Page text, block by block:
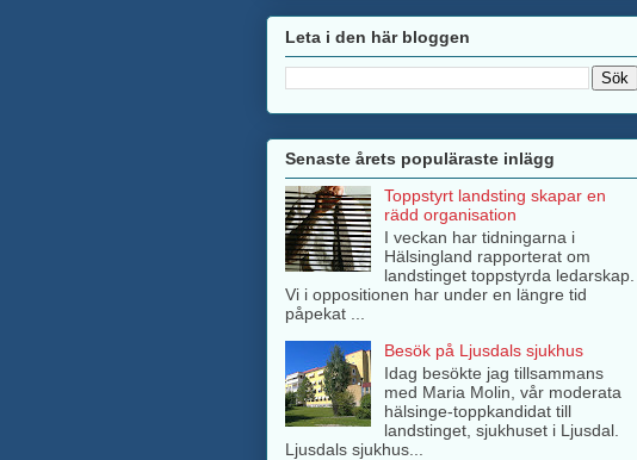
Leta i den här bloggen
Senaste årets populäraste inlägg
Toppstyrt landsting skapar en
rädd organisation
I veckan har tidningarna i
Hälsingland rapporterat om
landstinget toppstyrda ledarskap.
Vi i oppositionen har under en längre tid
påpekat ...
Besök på Ljusdals sjukhus
Idag besökte jag tillsammans
med Maria Molin, vår moderata
hälsinge-toppkandidat till
landstinget, sjukhuset i Ljusdal.
Ljusdals sjukhus...